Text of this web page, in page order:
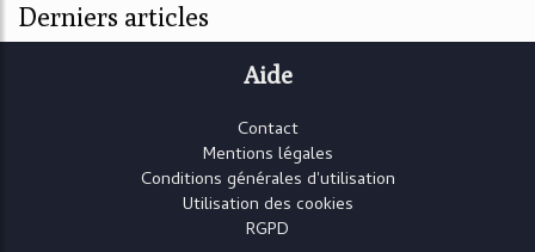
Derniers articles
Aide
Contact
Mentions légales
Conditions générales d'utilisation
Utilisation des cookies
RGPD